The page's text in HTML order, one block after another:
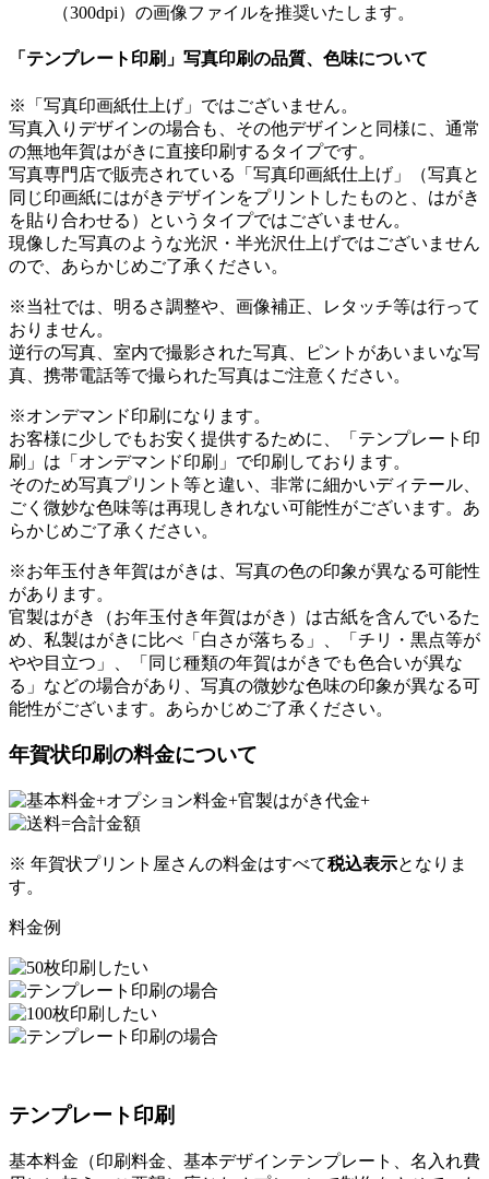
（300dpi）の画像ファイルを推奨いたします。
「テンプレート印刷」写真印刷の品質、色味について
※「写真印画紙仕上げ」ではございません。
写真入りデザインの場合も、その他デザインと同様に、通常
の無地年賀はがきに直接印刷するタイプです。
写真専門店で販売されている「写真印画紙仕上げ」（写真と
同じ印画紙にはがきデザインをプリントしたものと、はがき
を貼り合わせる）というタイプではございません。
現像した写真のような光沢・半光沢仕上げではございません
ので、あらかじめご了承ください。
※当社では、明るさ調整や、画像補正、レタッチ等は行って
おりません。
逆行の写真、室内で撮影された写真、ピントがあいまいな写
真、携帯電話等で撮られた写真はご注意ください。
※オンデマンド印刷になります。
お客様に少しでもお安く提供するために、「テンプレート印
刷」は「オンデマンド印刷」で印刷しております。
そのため写真プリント等と違い、非常に細かいディテール、
ごく微妙な色味等は再現しきれない可能性がございます。あ
らかじめご了承ください。
※お年玉付き年賀はがきは、写真の色の印象が異なる可能性
があります。
官製はがき（お年玉付き年賀はがき）は古紙を含んでいるた
め、私製はがきに比べ「白さが落ちる」、「チリ・黒点等が
やや目立つ」、「同じ種類の年賀はがきでも色合いが異な
る」などの場合があり、写真の微妙な色味の印象が異なる可
能性がございます。あらかじめご了承ください。
年賀状印刷の料金について
※ 年賀状プリント屋さんの料金はすべて税込表示となりま
す。
料金例
テンプレート印刷
基本料金（印刷料金、基本デザインテンプレート、名入れ費